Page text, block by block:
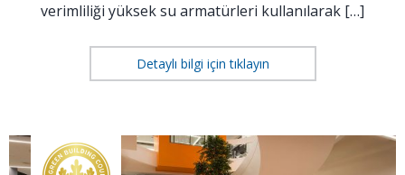
verimliliği yüksek su armatürleri kullanılarak […]
Detaylı bilgi için tıklayın